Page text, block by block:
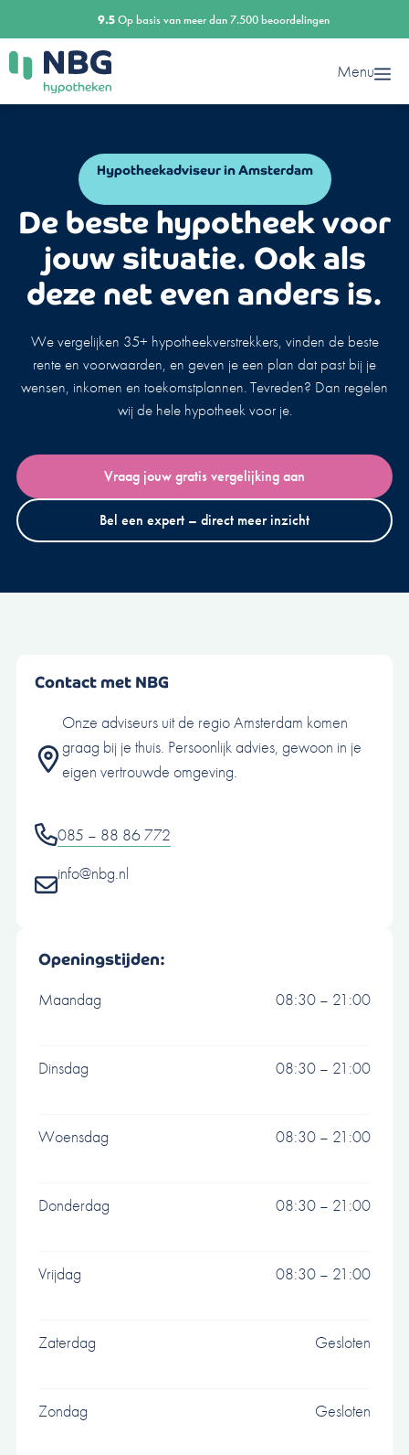
naar
de
inhoud
9.5Op basis van meer dan 7.500 beoordelingen
Menu
Hypotheekadviseur in Amsterdam
De beste hypotheek voor
jouw situatie. Ook als
deze net even anders is.
We vergelijken 35+ hypotheekverstrekkers, vinden de beste
rente en voorwaarden, en geven je een plan dat past bij je
wensen, inkomen en toekomstplannen. Tevreden? Dan regelen
wij de hele hypotheek voor je.
Vraag jouw gratis vergelijking aan
Bel een expert – direct meer inzicht
Contact met NBG
Onze adviseurs uit de regio Amsterdam komen
graag bij je thuis. Persoonlijk advies, gewoon in je
eigen vertrouwde omgeving.
085 – 88 86 772
info@nbg.nl
Openingstijden:
Maandag 08:30 – 21:00
Dinsdag 08:30 – 21:00
Woensdag 08:30 – 21:00
Donderdag 08:30 – 21:00
Vrijdag 08:30 – 21:00
Zaterdag Gesloten
Zondag Gesloten